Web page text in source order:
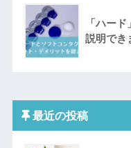
「ハー
説明でき
最近の投稿